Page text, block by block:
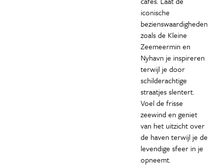
iconische
bezienswaardigheden
zoals de Kleine
Zeemeermin en
Nyhavn je inspireren
terwijl je door
schilderachtige
straatjes slentert.
Voel de frisse
zeewind en geniet
van het uitzicht over
de haven terwijl je de
levendige sfeer in je
opneemt.